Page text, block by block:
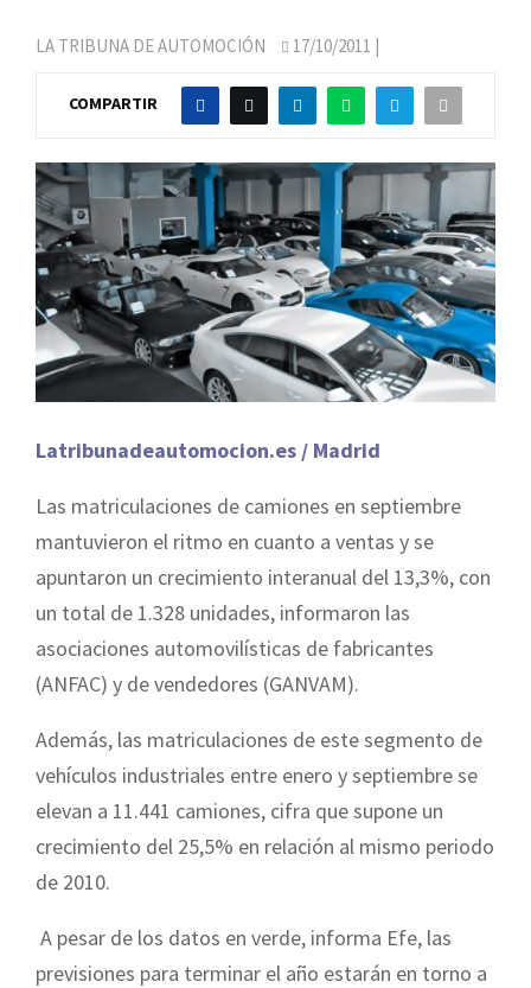
LA TRIBUNA DE AUTOMOCIÓN 17/10/2011 |
COMPARTIR
Latribunadeautomocion.es / Madrid
Las matriculaciones de camiones en septiembre
mantuvieron el ritmo en cuanto a ventas y se
apuntaron un crecimiento interanual del 13,3%, con
un total de 1.328 unidades, informaron las
asociaciones automovilísticas de fabricantes
(ANFAC) y de vendedores (GANVAM).
Además, las matriculaciones de este segmento de
vehículos industriales entre enero y septiembre se
elevan a 11.441 camiones, cifra que supone un
crecimiento del 25,5% en relación al mismo periodo
de 2010.
A pesar de los datos en verde, informa Efe, las
previsiones para terminar el año estarán en torno a